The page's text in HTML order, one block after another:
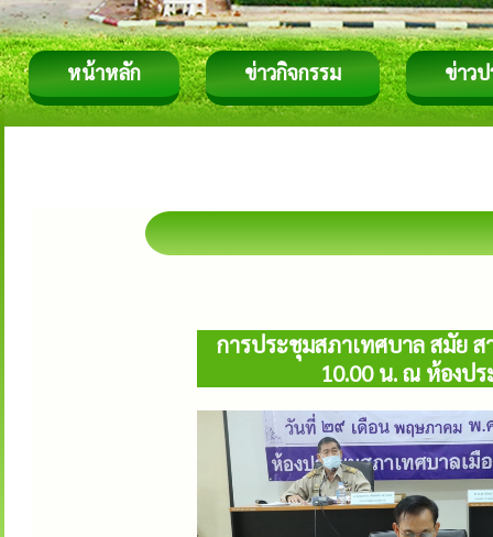
หน้าหลัก ข่าวกิจกรรม ข่าว
การประชุมสภาเทศบาล สมัย
10.00 น. ณ ห้องปร